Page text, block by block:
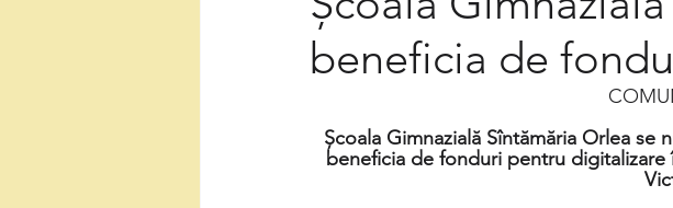
beneficia de
Școala Gimnazială Sîntămăria Orlea
beneficia de fonduri pentru